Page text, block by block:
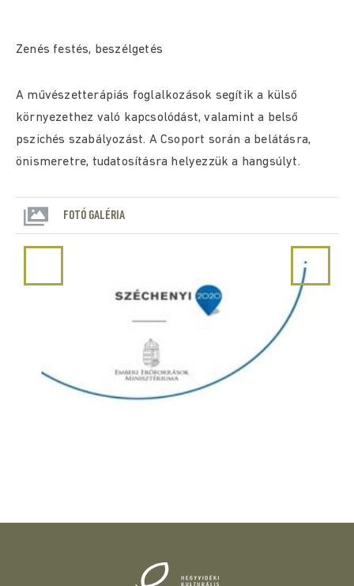
Zenés festés, beszélgetés
A művészetterápiás foglalkozások segítik a külső
környezethez való kapcsolódást, valamint a belső
pszichés szabályozást. A Csoport során a belátásra,
önismeretre, tudatosításra helyezzük a hangsúlyt.
FOTÓ GALÉRIA